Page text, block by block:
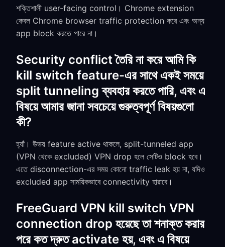
শক্তিশালী user-facing control। Chrome extension
কেবল Chrome browser traffic protection করে এবং অন্য
app block করতে পারে না।
Security conflict তৈরি না করে আমি কি
kill switch feature-এর সাথে একই সময়ে
split tunneling ব্যবহার করতে পারি, এবং এ
বিষয়ে আমার জানা সবচেয়ে গুরুত্বপূর্ণ বিষয়গুলো
কী?
হ্যাঁ। উভয় feature active থাকলে, split-tunneled app
(VPN থেকে excluded) VPN drop হলে সেটিও block হবে।
এতে disconnection-এর সময় কোনো traffic leak হয় না, যদিও
excluded app সাময়িকভাবে connectivity হারাবে।
FreeGuard VPN kill switch VPN
connection drop হয়েছে তা শনাক্ত করার
পরে কত দ্রুত activate হয়, এবং এ বিষয়ে